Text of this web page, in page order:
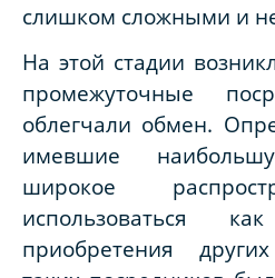
слишком сложными и
На этой стадии
промежуточные
облегчали обмен.
имевшие
широкое
использоваться
приобретения